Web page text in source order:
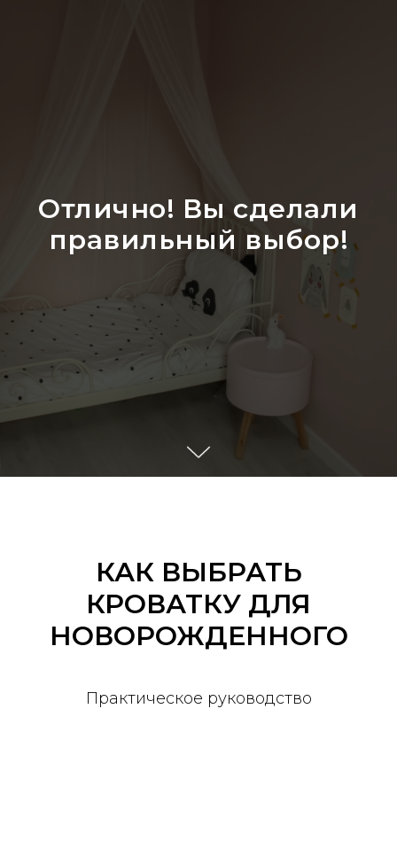
Отлично! Вы сделали
правильный выбор!
КАК ВЫБРАТЬ
КРОВАТКУ ДЛЯ
НОВОРОЖДЕННОГО
Практическое руководство